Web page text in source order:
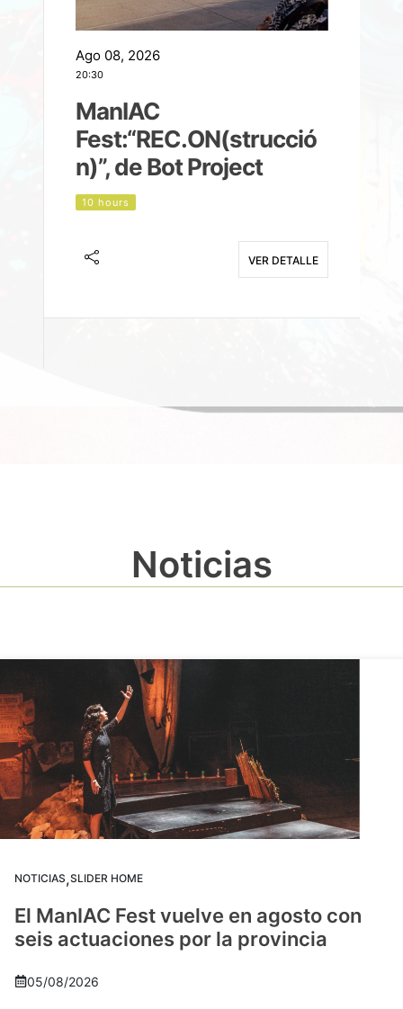
Ago 08, 2026
20:30
ManIAC
Fest:“REC.ON(strucció
n)”, de Bot Project
10 hours
VER DETALLE
Noticias
NOTICIAS,SLIDER HOME
El ManIAC Fest vuelve en agosto con
seis actuaciones por la provincia
05/08/2026